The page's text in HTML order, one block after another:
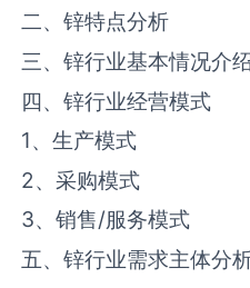
二、‌锌‌特点分析
三、‌锌‌行业基本情况介
四、‌锌‌行业经营模式
1、生产模式
2、采购模式
3、销售/服务模式
五、‌锌‌行业需求主体分